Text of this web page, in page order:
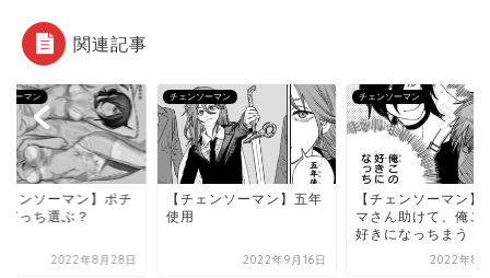
関連記事
ソーマン
ェンソーマン】ポチ
どっち選ぶ？
2022年8月28日
チェンソーマン
【チェンソーマン】五年
使用
2022年9月16日
チェンソーマン
【チェンソーマン】
マさん助けて、俺こ
好きになっちまう
2022年8